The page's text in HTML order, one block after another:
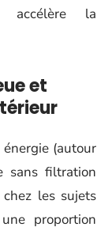
accélère la
et
(autour
filtration
les sujets
proportion